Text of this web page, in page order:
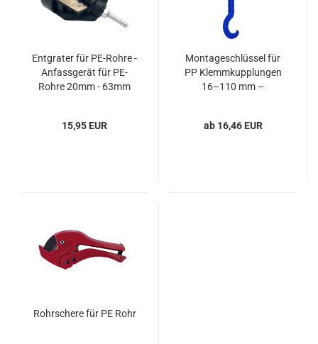
Entgrater für PE-Rohre -
Anfassgerät für PE-
Rohre 20mm - 63mm
15,95 EUR
Montageschlüssel für
PP Klemmkupplungen
16–110 mm –
Montagearbeiten
ab 16,46 EUR
Rohrschere für PE Rohr